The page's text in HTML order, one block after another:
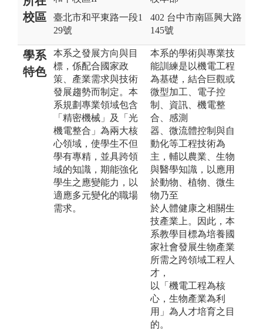
校區
臺北市和平東路一段1
29號
402 台中市南區興大路
145號
學系
特色
本系之發展方向與目
標，係配合國家政
策、產業需求與技術
發展趨勢而制定。本
系規劃專業領域包含
「精密機械」及「光
機電整合」為兩大核
心領域，使學生不但
學有專精，並具跨領
域的知識，期能強化
學生之應變能力，以
適應多元變化的職場
需求。
本系的學術與專業技
能訓練是以機電工程
為基礎，結合巨觀或
微型加工、電子控
制、資訊、機電整
合、感測
器、微流體控制與自
動化等工程技術為
主，輔以農業、生物
與醫學知識，以應用
於動物、植物、微生
物乃至
於人體健康之相關生
技產業上。因此，本
系教學目標為培養國
家社會發展生物產業
所需之跨領域工程人
才，
以「機電工程為核
心，生物產業為利
用」為人才培育之目
的。